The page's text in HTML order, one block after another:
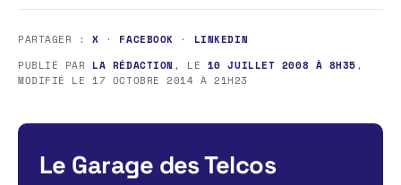
PARTAGER :X · FACEBOOK · LINKEDIN
PUBLIÉ PAR LA RÉDACTION , LE 10 JUILLET 2008 À 8H35,
MODIFIÉ LE17 OCTOBRE 2014 À 21H23
Le Garage des Telcos